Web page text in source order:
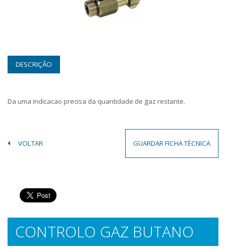
DESCRIÇÃO
Da uma indicacao precisa da quantidade de gaz restante.
VOLTAR GUARDAR FICHA TÉCNICA
CONTROLO GAZ BUTANO